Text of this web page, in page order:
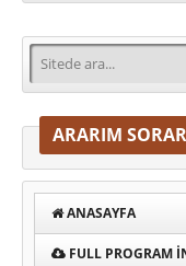
ARARIM
ANASAYFA
FULL PROGRAM